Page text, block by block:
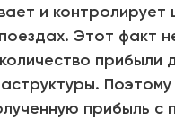
и
Этот факт
прибыли
прибыль